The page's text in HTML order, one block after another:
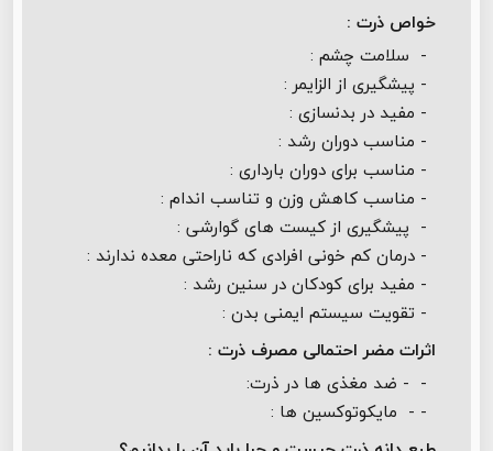
خواص ذرت :
- سلامت چشم :
- پیشگیری از الزایمر :
- مفید در بدنسازی :
- مناسب دوران رشد :
- مناسب برای دوران بارداری :
- مناسب کاهش وزن و تناسب اندام :
- پیشگیری از کیست های گوارشی :
- درمان کم خونی افرادی که ناراحتی معده ندارند :
- مفید برای کودکان در سنین رشد :
- تقویت سیستم ایمنی بدن :
اثرات مضر احتمالی مصرف ذرت :
- - ضد مغذی ها در ذرت:
- - مایکوتوکسین ها :